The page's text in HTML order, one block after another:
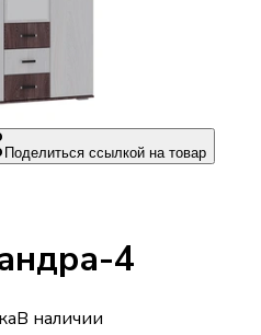
Поделиться ссылкой на товар
4
В наличии